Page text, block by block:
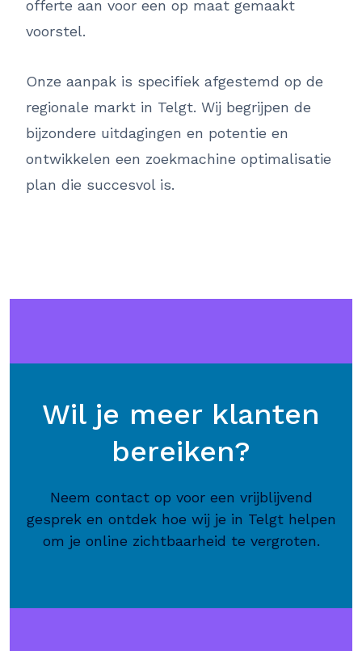
offerte aan voor een op maat gemaakt
voorstel.
Onze aanpak is specifiek afgestemd op de
regionale markt in Telgt. Wij begrijpen de
bijzondere uitdagingen en potentie en
ontwikkelen een zoekmachine optimalisatie
plan die succesvol is.
Wil je meer klanten
bereiken?
Neem contact op voor een vrijblijvend
gesprek en ontdek hoe wij je in Telgt helpen
om je online zichtbaarheid te vergroten.